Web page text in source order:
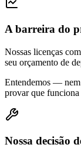
A barreira do
Nossas licenças
seu orçamento de
Entendemos — nem
provar que funciona
Nossa decisão